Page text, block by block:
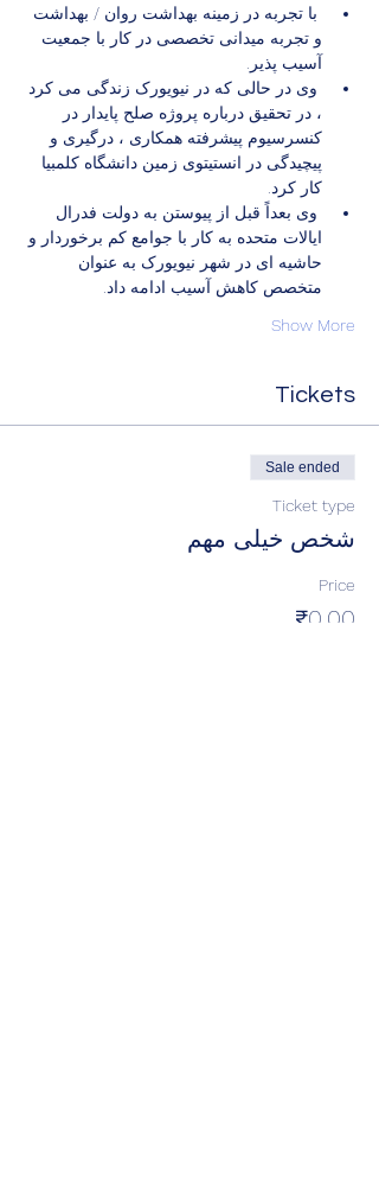
با تجربه در زمینه بهداشت روان / بهداشت
و تجربه میدانی تخصصی در کار با جمعیت
آسیب پذیر.
وی در حالی که در نیویورک زندگی می کرد
، در تحقیق درباره پروژه صلح پایدار در
کنسرسیوم پیشرفته همکاری ، درگیری و
پیچیدگی در انستیتوی زمین دانشگاه کلمبیا
کار کرد.
وی بعداً قبل از پیوستن به دولت فدرال
ایالات متحده به کار با جوامع کم برخوردار و
حاشیه ای در شهر نیویورک به عنوان
متخصص کاهش آسیب ادامه داد.
Show More
Tickets
Sale ended
Ticket type
شخص خیلی مهم
Price
₹0.00